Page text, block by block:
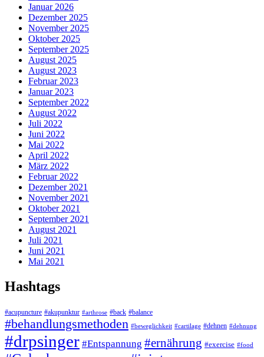
Januar 2026
Dezember 2025
November 2025
Oktober 2025
September 2025
August 2025
August 2023
Februar 2023
Januar 2023
September 2022
August 2022
Juli 2022
Juni 2022
Mai 2022
April 2022
März 2022
Februar 2022
Dezember 2021
November 2021
Oktober 2021
September 2021
August 2021
Juli 2021
Juni 2021
Mai 2021
Hashtags
#acupuncture #akupunktur #arthrose #back #balance
#behandlungsmethoden #beweglichkeit #cartilage #dehnen #dehnung
#drpsinger #Entspannung #ernährung #exercise #food